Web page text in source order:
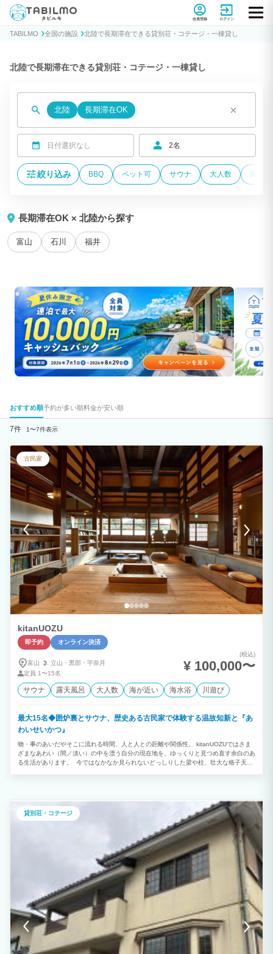
貸別荘コテージ・一棟貸し宿泊予約サイトTABILMO(タビルモ)
会員登録 ログイン
TABILMO 全国の施設 北陸で長期滞在できる貸別荘・コテージ・一棟貸し
北陸で長期滞在できる貸別荘・コテージ・一棟貸し
北陸 長期滞在OK ×
日付選択なし 2名
絞り込み BBQ ペット可 サウナ 大人数 海が
長期滞在OK × 北陸から探す
富山 石川 福井
おすすめ順予約が多い順料金が安い順
7件 1〜7件表示
古民家
kitanUOZU
即予約 オンライン決済
富山 立山・ 黒部・ 宇奈月
定員 1〜15名
(税込)
¥ 100,000〜
サウナ 露天風呂 大人数 海が近い 海水浴 川遊び
最大15名◆囲炉裏とサウナ、歴史ある古民家で体験する温故知新と『あ
わいせいかつ』
物・事のあいだやそこに流れる時間、人と人との距離や関係性。 kitanUOZUではさま
ざまなあわい（間／淡い）の中を漂う自分の現在地を、ゆっくりと見つめ直す余白のあ
る生活があります。 今ではなかなか見られないどっしりした梁や柱、壮大な格子天井
な空間です。 囲炉裏端で暖をとりながら話しをしたり、大テーブルに集まって皆で料
理をしたり、知らない音楽や本・アートに触れてみたり、ちょっと自転車でお出かけし
たり、大自然を肌で感じたり、サウナで整ってみたり… ふと見上げた天井に歴史の深
さを感じ、心が震える瞬間を感じよう！ ここで体験する【あわいせいかつ】には、非
日常のなかで日常を再発見する楽しさがきっとあります。
貸別荘・コテージ